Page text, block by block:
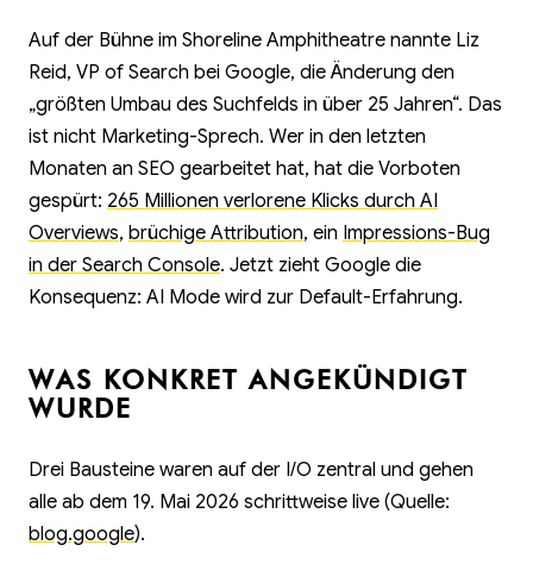
Auf der Bühne im Shoreline Amphitheatre nannte Liz
Reid, VP of Search bei Google, die Änderung den
„größten Umbau des Suchfelds in über 25 Jahren“. Das
ist nicht Marketing-Sprech. Wer in den letzten
Monaten an SEO gearbeitet hat, hat die Vorboten
gespürt: 265 Millionen verlorene Klicks durch AI
Overviews, brüchige Attribution, ein Impressions-Bug
in der Search Console. Jetzt zieht Google die
Konsequenz: AI Mode wird zur Default-Erfahrung.
WAS KONKRET ANGEKÜNDIGT
WURDE
Drei Bausteine waren auf der I/O zentral und gehen
alle ab dem 19. Mai 2026 schrittweise live (Quelle:
blog.google).